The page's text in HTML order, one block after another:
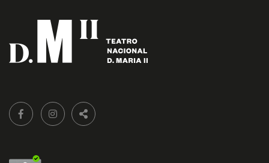
Siga-
nos:
FACEBOOK LIVRARIA DO TEATRO ONLINE.
INSTAGRAM LIVRARIA DO TEATRO ONLINE.
PARTILHAR